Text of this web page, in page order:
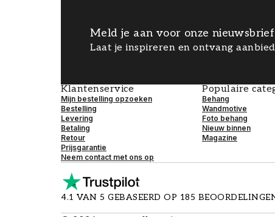
Meld je aan voor onze nieuwsbrief
Laat je inspireren en ontvang
Klantenservice
Mijn bestelling opzoeken
Bestelling
Levering
Betaling
Retour
Prijsgarantie
Neem contact met ons op
Populaire
Behang
Wandmotive
Foto behang
Nieuw binnen
Magazine
4.1 VAN 5 GEBASEERD OP 185